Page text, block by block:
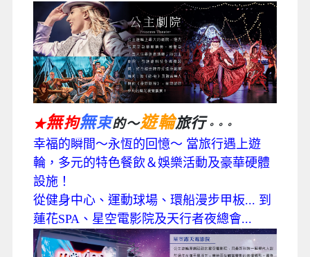
★無拘無束的～遊輪旅行。。。
幸福的瞬間～永恆的回憶～ 當旅行遇上遊
輪，多元的特色餐飲＆娛樂活動及豪華硬體
設施！
從健身中心、運動球場、環船漫步甲板... 到
蓮花SPA、星空電影院及天行者夜總會...